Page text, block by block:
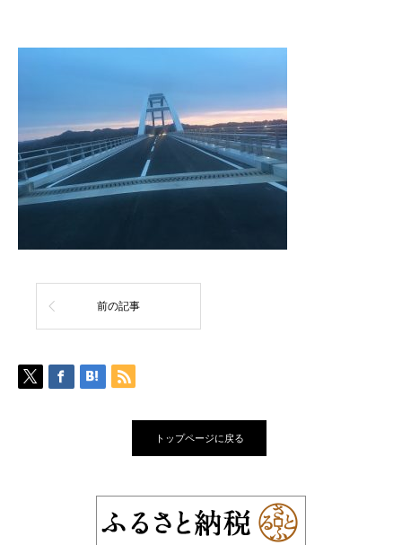
前の記事
トップページに戻る